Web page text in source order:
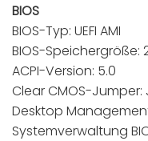
BIOS
BIOS-Typ: UEFI AMI
BIOS-Speichergröße:
ACPI-Version: 5.0
Clear CMOS-Jumper:
Desktop
Systemverwaltung